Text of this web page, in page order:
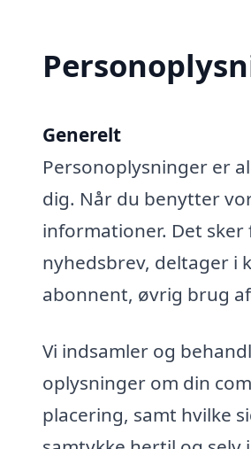
Generelt
Personoplysninger er
dig. Når du benytter
informationer. Det
nyhedsbrev, deltager i
abonnent, øvrig brug
Vi indsamler og
oplysninger om din
placering, samt hvilke